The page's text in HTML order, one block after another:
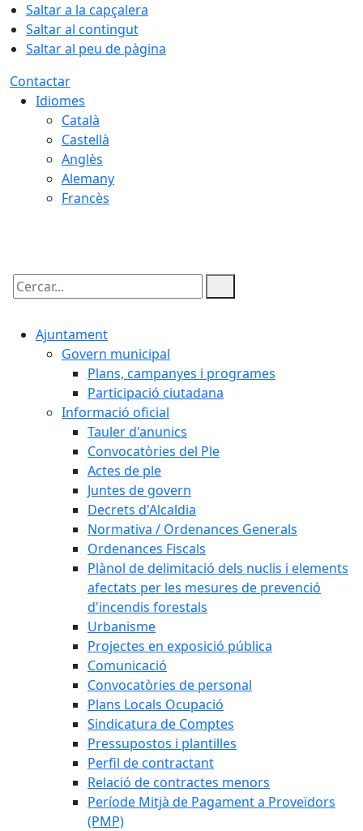
Saltar a la capçalera
Saltar al contingut
Saltar al peu de pàgina
Contactar
Idiomes
Català
Castellà
Anglès
Alemany
Francès
Cercar:
Ajuntament
Govern municipal
Plans, campanyes i programes
Participació ciutadana
Informació oficial
Tauler d'anunics
Convocatòries del Ple
Actes de ple
Juntes de govern
Decrets d'Alcaldia
Normativa / Ordenances Generals
Ordenances Fiscals
Plànol de delimitació dels nuclis i elements
afectats per les mesures de prevenció
d'incendis forestals
Urbanisme
Projectes en exposició pública
Comunicació
Convocatòries de personal
Plans Locals Ocupació
Sindicatura de Comptes
Pressupostos i plantilles
Perfil de contractant
Relació de contractes menors
Període Mitjà de Pagament a Proveïdors
(PMP)